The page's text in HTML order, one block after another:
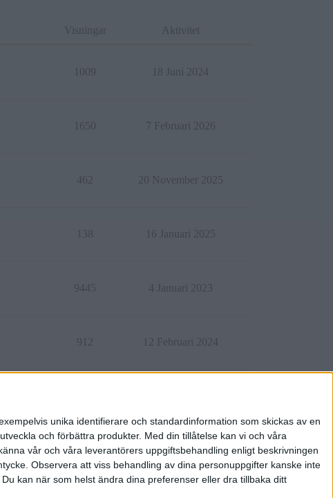
unika identifierare och standardinformation som skickas av en
och förbättra produkter. Med din tillåtelse kan vi och våra
vår och våra leverantörers uppgiftsbehandling enligt beskrivningen
Observera att viss behandling av dina personuppgifter kanske inte
kan när som helst ändra dina preferenser eller dra tillbaka ditt
Visningar Aktivitet
1009 18 Juni 2024
1650 7 Februari 2026
462 20 November 2025
138 16 Januari 2025
9445 4 Januari 2023
912 12 Februari 2024